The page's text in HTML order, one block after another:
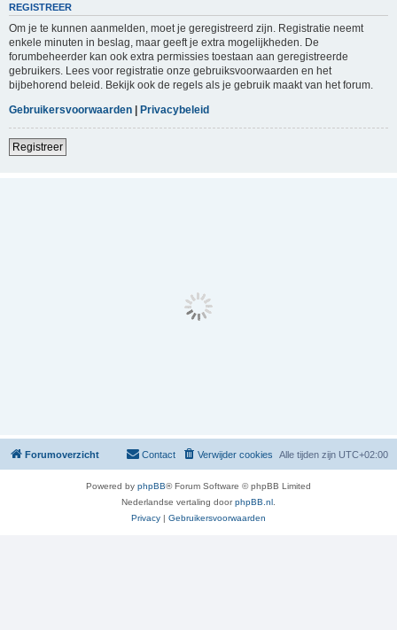
REGISTREER
Om je te kunnen aanmelden, moet je geregistreerd zijn. Registratie neemt
enkele minuten in beslag, maar geeft je extra mogelijkheden. De
forumbeheerder kan ook extra permissies toestaan aan geregistreerde
gebruikers. Lees voor registratie onze gebruiksvoorwaarden en het
bijbehorend beleid. Bekijk ook de regels als je gebruik maakt van het forum.
Gebruikersvoorwaarden | Privacybeleid
Registreer
Forumoverzicht Alle tijden zijn UTC+02:00
Verwijder cookies
Contact
Powered by phpBB® Forum Software © phpBB Limited
Nederlandse vertaling doorphpBB.nl
Privacy | Gebruikersvoorwaarden